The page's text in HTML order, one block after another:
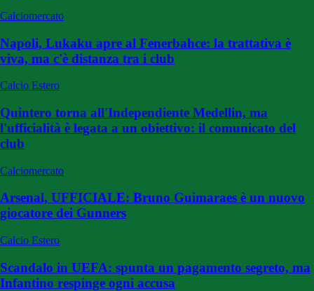
Calciomercato
Napoli, Lukaku apre al Fenerbahce: la trattativa è
viva, ma c'è distanza tra i club
Calcio Estero
Quintero torna all'Independiente Medellin, ma
l'ufficialità è legata a un obiettivo: il comunicato del
club
Calciomercato
Arsenal, UFFICIALE: Bruno Guimaraes è un nuovo
giocatore dei Gunners
Calcio Estero
Scandalo in UEFA: spunta un pagamento segreto, ma
Infantino respinge ogni accusa